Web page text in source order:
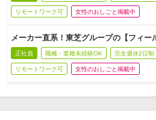
リモートワーク可 女性のおしごと掲載中
メーカー直系！東芝グループの【フィー
正社員 職種・業種未経験OK 完全週休2日制
リモートワーク可 女性のおしごと掲載中